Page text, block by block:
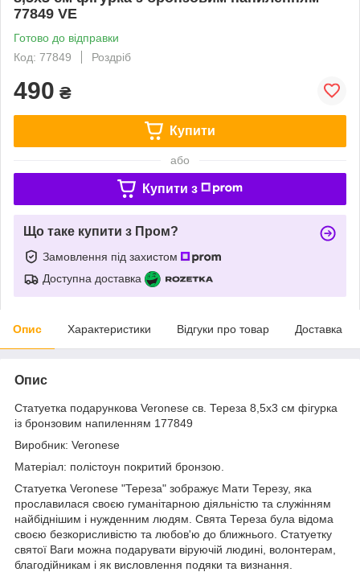
77849 VE
Готово до відправки
Код: 77849
Роздріб
490 ₴
Купити
або
Купити з
Що таке купити з Пром?
Замовлення під захистом
Доступна доставка
Опис Характеристики Відгуки про товар Доставка
Опис
Статуетка подарункова Veronese св. Тереза ​​8,5х3 см фігурка
із бронзовим напиленням 177849
Виробник: Veronese
Матеріал: полістоун покритий бронзою.
Статуетка Veronese "Тереза" зображує Мати Терезу, яка
прославилася своєю гуманітарною діяльністю та служінням
найбіднішим і нужденним людям. Свята Тереза ​​була відома
своєю безкорисливістю та любов'ю до ближнього. Статуетку
святої Ваги можна подарувати віруючій людині, волонтерам,
благодійникам і як висловлення подяки та визнання.